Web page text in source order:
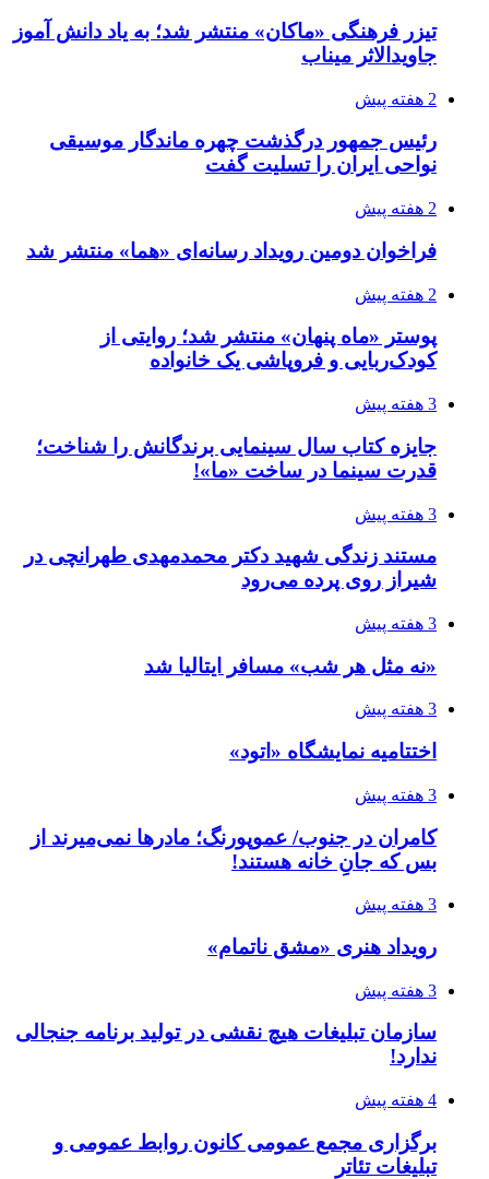
تیزر فرهنگی «ماکان» منتشر شد؛ به یاد دانش آموز
جاویدالاثر میناب
2 هفته پیش
رئیس جمهور درگذشت چهره ماندگار موسیقی
نواحی ایران را تسلیت گفت
2 هفته پیش
فراخوان دومین رویداد رسانه‌ای «هما» منتشر شد
2 هفته پیش
پوستر «ماه پنهان» منتشر شد؛ روایتی از
کودک‌ربایی و فروپاشی یک خانواده
3 هفته پیش
جایزه کتاب سال سینمایی برندگانش را شناخت؛
قدرت سینما در ساخت «ما»!
3 هفته پیش
مستند زندگی شهید دکتر محمدمهدی طهرانچی در
شیراز روی پرده می‌رود
3 هفته پیش
«نه مثل هر شب» مسافر ایتالیا شد
3 هفته پیش
اختتامیه نمایشگاه «اتود»
3 هفته پیش
کامران در جنوب/ عموپورنگ؛ مادرها نمی‌میرند از
بس که جانِ خانه هستند!
3 هفته پیش
رویداد هنری «مشق ناتمام»
3 هفته پیش
سازمان تبلیغات هیچ نقشی در تولید برنامه جنجالی
ندارد!
4 هفته پیش
برگزاری مجمع عمومی کانون روابط عمومی و
تبلیغات تئاتر